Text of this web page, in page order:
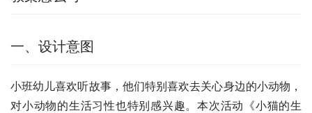
一、设计意图
小班幼儿喜欢听故事，他们特别喜欢去关心身边的小动物，
对小动物的生活习性也特别感兴趣。本次活动《小猫的生